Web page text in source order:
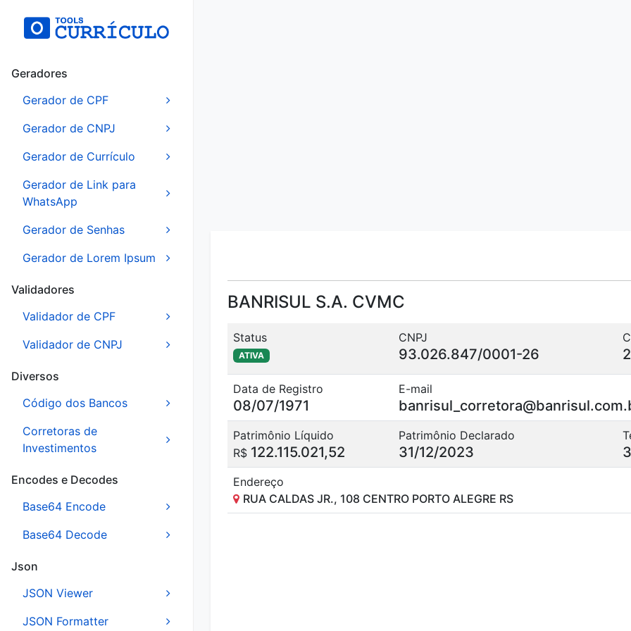
Geradores
Gerador de CPF
Gerador de CNPJ
Gerador de Currículo
Gerador de Link para
WhatsApp
Gerador de Senhas
Gerador de Lorem Ipsum
Validadores
Validador de CPF
Validador de CNPJ
Diversos
Código dos Bancos
Corretoras de
Investimentos
Encodes e Decodes
Base64 Encode
Base64 Decode
Json
JSON Viewer
JSON Formatter
BANRISUL S.A. CVMC
Status
ATIVA
CNPJ
93.026.847/0001-26
Data de Registro
08/07/1971
E-mail
Patrimônio Líquido
R$ 122.115.021,52
Patrimônio Declarado
31/12/2023
Endereço
RUA CALDAS JR., 108 CENTRO PORTO ALEGRE RS